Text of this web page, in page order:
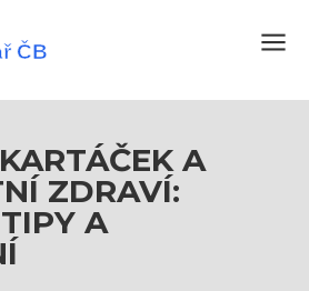
A
ZDRAVÍ:
A